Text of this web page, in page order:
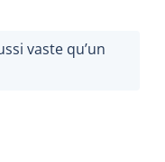
vaste qu’un